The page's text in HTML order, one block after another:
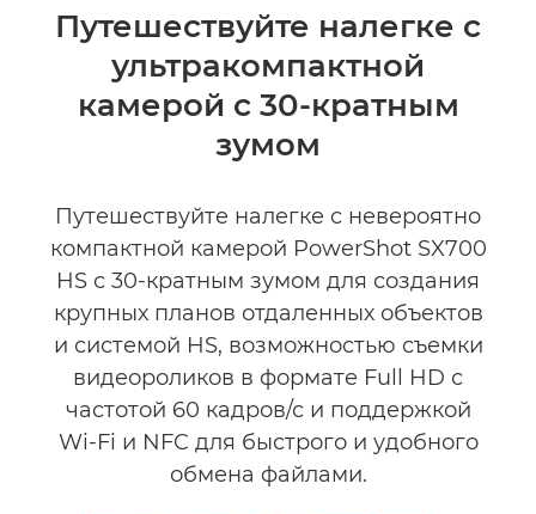
Общая информация
Технические характеристики
Путешествуйте налегке с
ультракомпактной
камерой с 30-кратным
зумом
Путешествуйте налегке с невероятно
компактной камерой PowerShot SX700
HS с 30-кратным зумом для создания
крупных планов отдаленных объектов
и системой HS, возможностью съемки
видеороликов в формате Full HD с
частотой 60 кадров/с и поддержкой
Wi-Fi и NFC для быстрого и удобного
обмена файлами.